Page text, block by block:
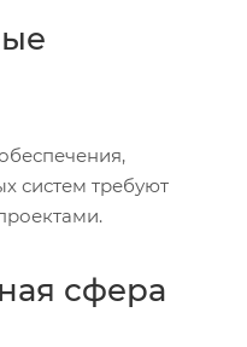
систем требуют
сфера